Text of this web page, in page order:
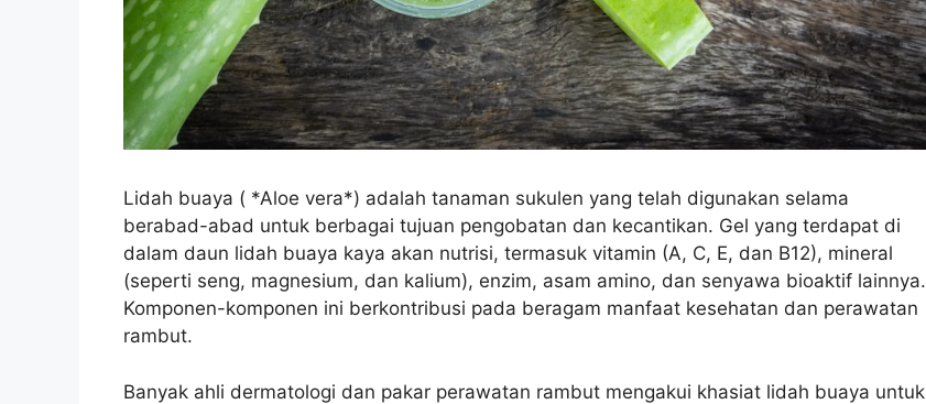
Lidah buaya ( *Aloe vera*) adalah tanaman sukulen yang telah digunakan selama
berabad-abad untuk berbagai tujuan pengobatan dan kecantikan. Gel yang terdapat di
dalam daun lidah buaya kaya akan nutrisi, termasuk vitamin (A, C, E, dan B12), mineral
(seperti seng, magnesium, dan kalium), enzim, asam amino, dan senyawa bioaktif lainnya.
Komponen-komponen ini berkontribusi pada beragam manfaat kesehatan dan perawatan
rambut.
Banyak ahli dermatologi dan pakar perawatan rambut mengakui khasiat lidah buaya untuk